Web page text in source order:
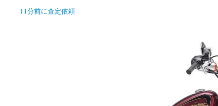
11分前に査定依頼